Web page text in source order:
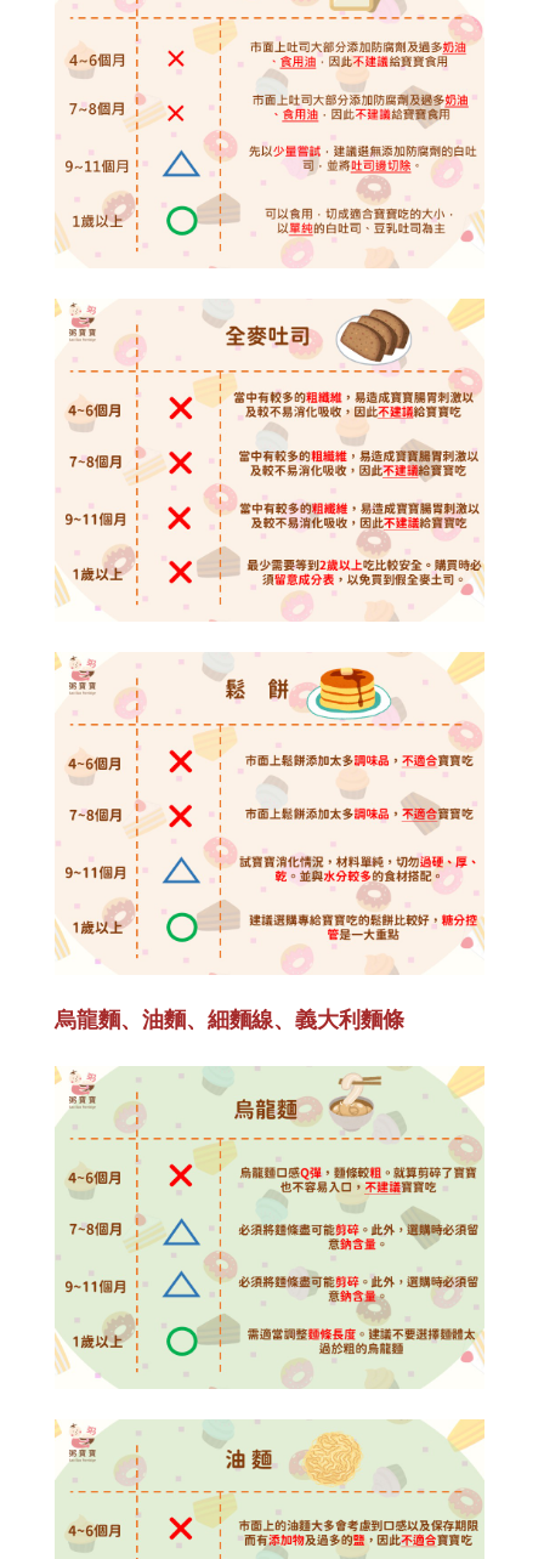
烏龍麵、油麵、細麵線、義大利麵條